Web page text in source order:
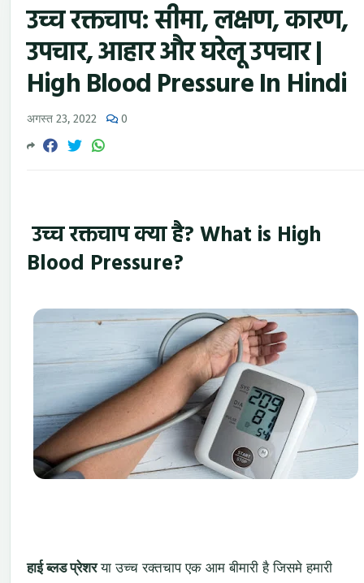
उच्च रक्तचाप: सीमा, लक्षण, कारण,
उपचार, आहार और घरेलू उपचार |
High Blood Pressure In Hindi
अगस्त 23, 2022 0
उच्च रक्तचाप क्या है? What is High
Blood Pressure?
हाई ब्लड प्रेशरया उच्च रक्तचाप एक आम बीमारी है जिसमे हमारी